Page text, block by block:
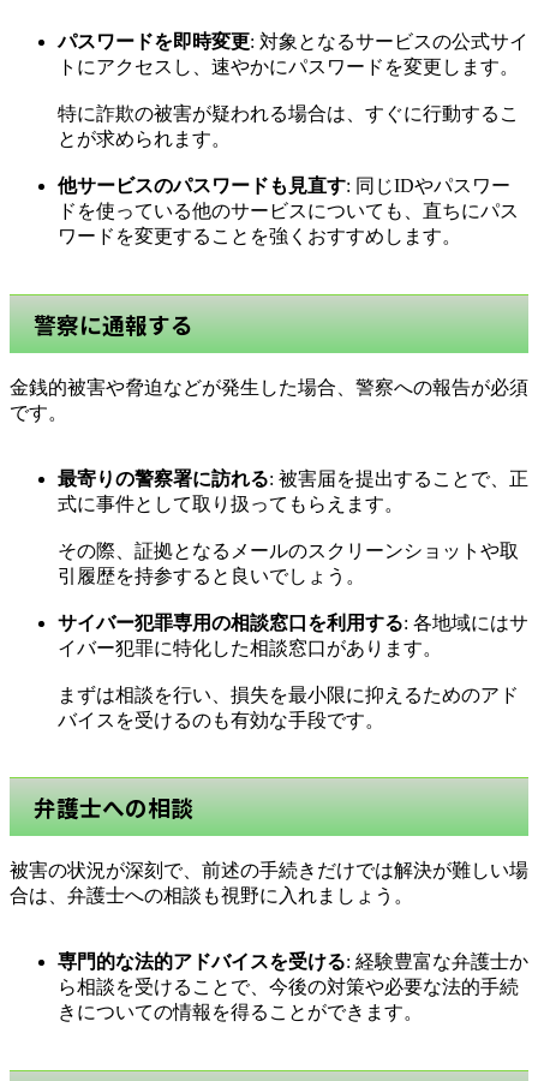
パスワードを即時変更: 対象となるサービスの公式サイ
トにアクセスし、速やかにパスワードを変更します。
特に詐欺の被害が疑われる場合は、すぐに行動するこ
とが求められます。
他サービスのパスワードも見直す: 同じIDやパスワー
ドを使っている他のサービスについても、直ちにパス
ワードを変更することを強くおすすめします。
警察に通報する
金銭的被害や脅迫などが発生した場合、警察への報告が必須
です。
最寄りの警察署に訪れる: 被害届を提出することで、正
式に事件として取り扱ってもらえます。
その際、証拠となるメールのスクリーンショットや取
引履歴を持参すると良いでしょう。
サイバー犯罪専用の相談窓口を利用する: 各地域にはサ
イバー犯罪に特化した相談窓口があります。
まずは相談を行い、損失を最小限に抑えるためのアド
バイスを受けるのも有効な手段です。
弁護士への相談
被害の状況が深刻で、前述の手続きだけでは解決が難しい場
合は、弁護士への相談も視野に入れましょう。
専門的な法的アドバイスを受ける: 経験豊富な弁護士か
ら相談を受けることで、今後の対策や必要な法的手続
きについての情報を得ることができます。